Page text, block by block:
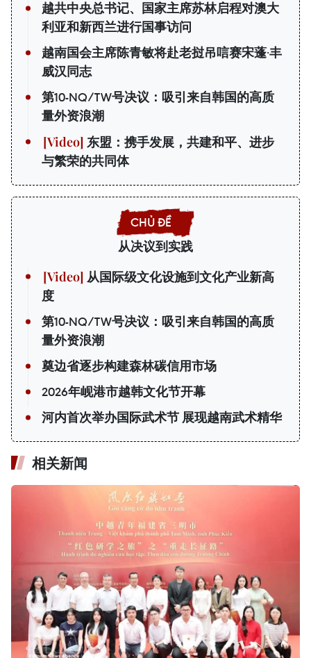
越共中央总书记、国家主席苏林启程对澳大
利亚和新西兰进行国事访问
越南国会主席陈青敏将赴老挝吊唁赛宋蓬·丰
威汉同志
第10-NQ/TW号决议：吸引来自韩国的高质
量外资浪潮
东盟：携手发展，共建和平、进步
与繁荣的共同体
从决议到实践
从国际级文化设施到文化产业新高
度
第10-NQ/TW号决议：吸引来自韩国的高质
量外资浪潮
奠边省逐步构建森林碳信用市场
2026年岘港市越韩文化节开幕
河内首次举办国际武术节 展现越南武术精华
相关新闻